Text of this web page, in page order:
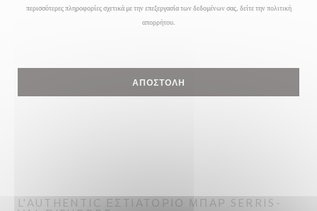
περισσότερες πληροφορίες σχετικά με την επεξεργασία των δεδομένων σας, δείτε τηνπολιτική
απορρήτου.
L'AUTHENTIC ΕΣΤΙΑΤΟΡΙΟ ΜΠΑΡ SERRIS-